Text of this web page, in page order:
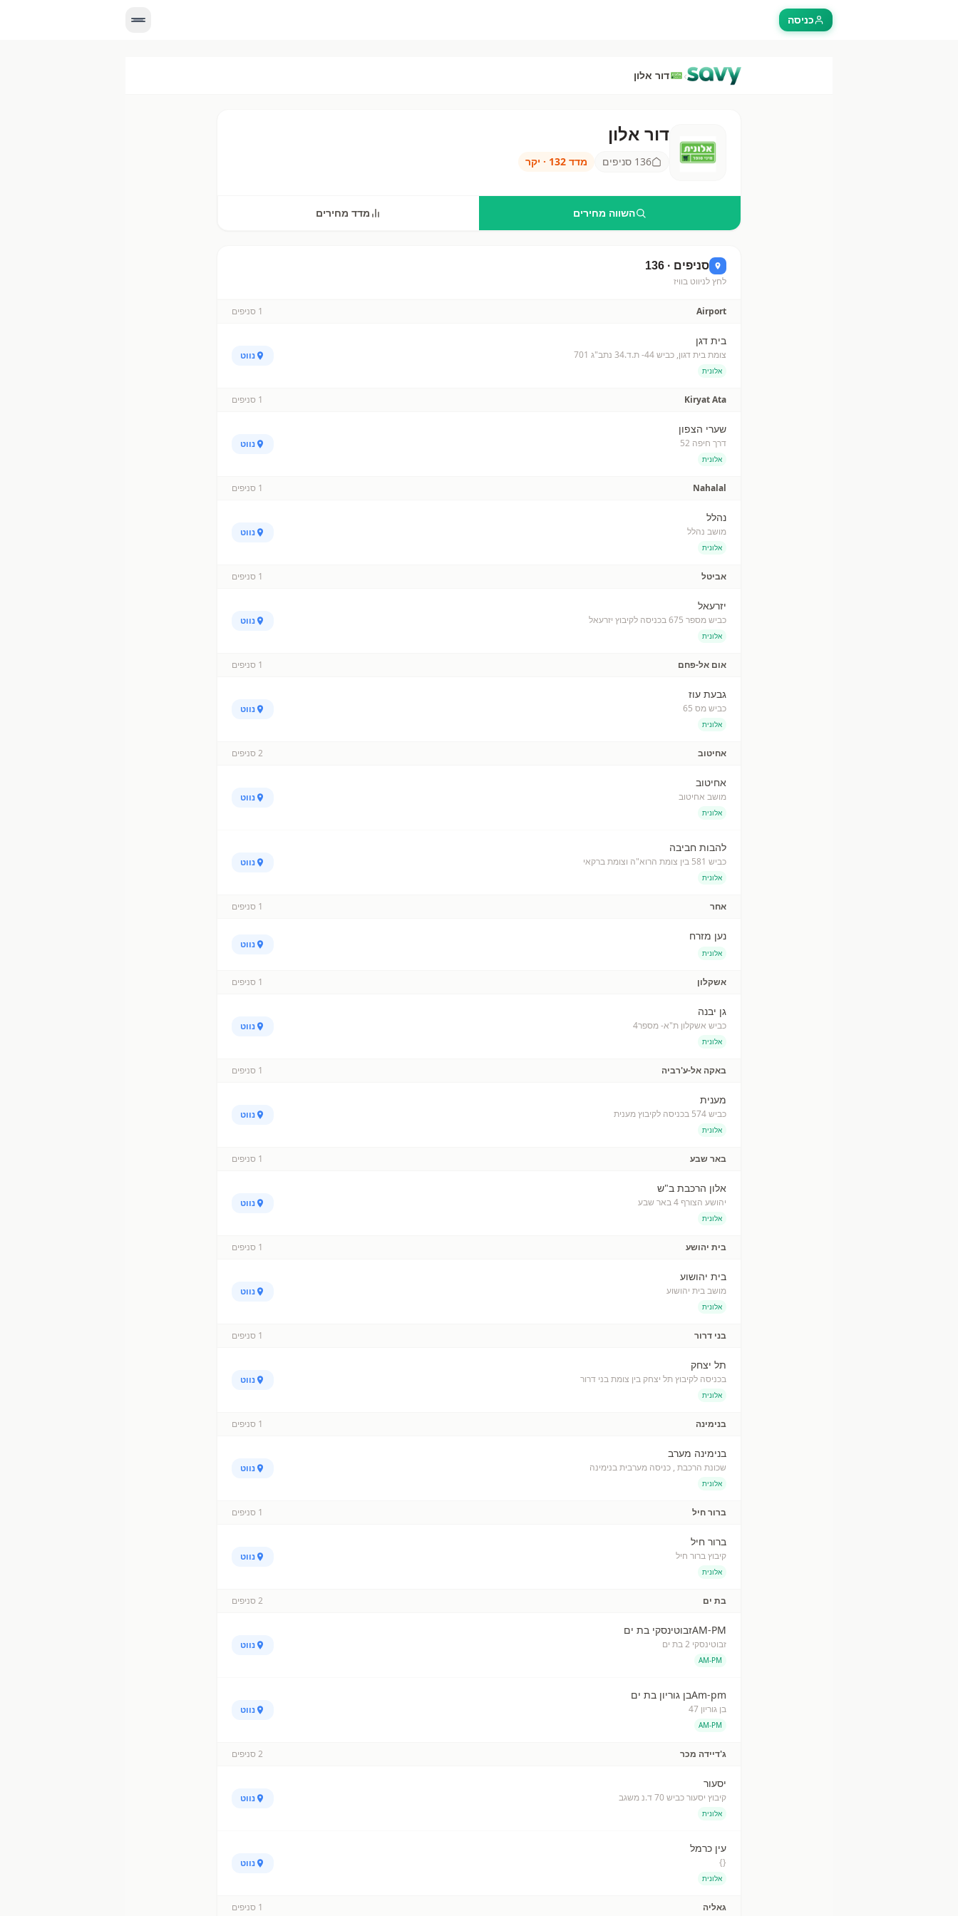
כניסה
› דור אלון
דור אלון
דור אלון
136 סניפים מדד 132
· יקר
השווה מחירים מדד מחירים
סניפים · 136
לחץ לניווט בוויז
Airport
1 סניפים
בית דגן
צומת בית דגון, כביש 44- ת.ד.34 נתב"ג 701
אלונית
נווט
Kiryat Ata
1 סניפים
שערי הצפון
דרך חיפה 52
אלונית
נווט
Nahalal
1 סניפים
נהלל
מושב נהלל
אלונית
נווט
אביטל 1 סניפים
יזרעאל
כביש מספר 675 בכניסה לקיבוץ יזרעאל
אלונית
נווט
אום אל-פחם 1 סניפים
גבעת עוז
כביש מס 65
אלונית
נווט
אחיטוב 2 סניפים
אחיטוב
מושב אחיטוב
אלונית
נווט
להבות חביבה
כביש 581 בין צומת הרוא"ה וצומת ברקאי
אלונית
נווט
אחר 1 סניפים
נען מזרח
אלונית
נווט
אשקלון 1 סניפים
גן יבנה
כביש אשקלון ת"א- מספר4
אלונית
נווט
באקה אל-ע'רביה 1 סניפים
מענית
כביש 574 בכניסה לקיבוץ מענית
אלונית
נווט
באר שבע 1 סניפים
אלון הרכבת ב"ש
יהושע הצורף 4 באר שבע
אלונית
נווט
בית יהושע 1 סניפים
בית יהושוע
מושב בית יהושוע
אלונית
נווט
בני דרור 1 סניפים
תל יצחק
בכניסה לקיבוץ תל יצחק בין צומת בני דרור
אלונית
נווט
בנימינה 1 סניפים
בנימינה מערב
שכונת הרכבת , כניסה מערבית בנימינה
אלונית
נווט
ברור חיל 1 סניפים
ברור חיל
קיבוץ ברור חיל
אלונית
נווט
בת ים 2 סניפים
AM-PMזבוטינסקי בת ים
זבוטינסקי 2 בת ים
AM-PM
נווט
Am-pmבן גוריון בת ים
בן גוריון 47
AM-PM
נווט
ג'דיידה מכר 2 סניפים
יסעור
קיבוץ יסעור כביש 70 ד.נ משגב
אלונית
נווט
עין כרמל
{}
אלונית
נווט
גאליה 1 סניפים